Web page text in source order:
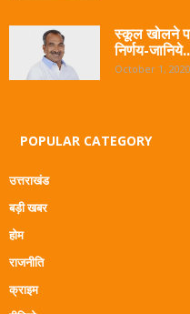
स्कूल खोलने
निर्णय-
October 1, 2020
POPULAR CATEGORY
उत्तराखंड
बड़ी खबर
होम
राजनीति
क्राइम